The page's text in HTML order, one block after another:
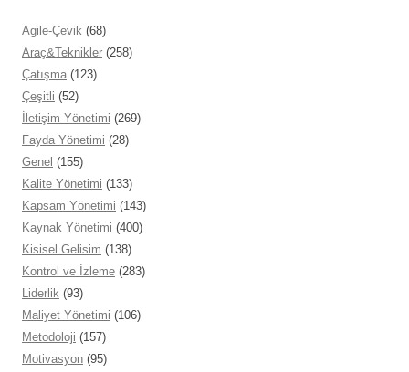
Agile-Çevik (68)
Araç&Teknikler (258)
Çatışma (123)
Çeşitli (52)
İletişim Yönetimi (269)
Fayda Yönetimi (28)
Genel (155)
Kalite Yönetimi (133)
Kapsam Yönetimi (143)
Kaynak Yönetimi (400)
Kisisel Gelisim (138)
Kontrol ve İzleme (283)
Liderlik (93)
Maliyet Yönetimi (106)
Metodoloji (157)
Motivasyon (95)